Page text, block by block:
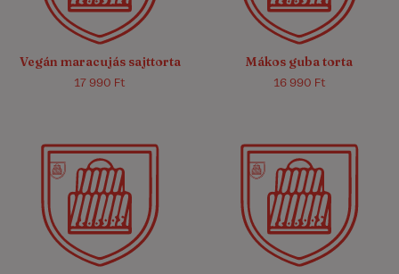
Vegán maracujás sajttorta
17 990 Ft
Mákos guba torta
16 990 Ft
5.0/5 (10) 4.9/5 (8)